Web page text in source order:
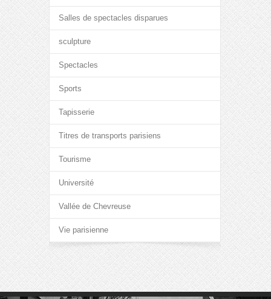
Salles de spectacles disparues
sculpture
Spectacles
Sports
Tapisserie
Titres de transports parisiens
Tourisme
Université
Vallée de Chevreuse
Vie parisienne